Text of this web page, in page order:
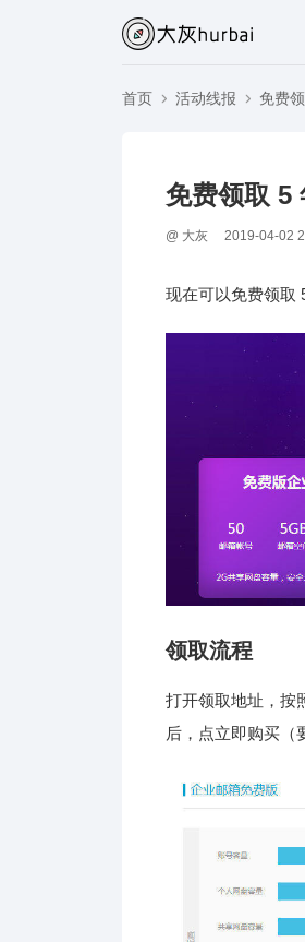
首页 活动线报 免费
免费领取 5
@ 大灰 2019-04-02
现在可以免费领取
领取流程
打开领取地址，按
后，点立即购买（